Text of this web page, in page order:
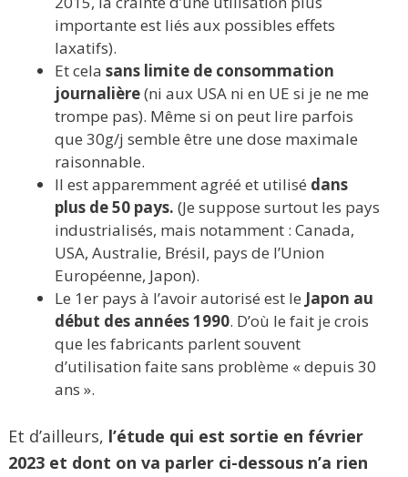
importante est liés aux possibles effets
laxatifs).
Et cela sans limite de consommation
journalière(ni aux USA ni en UE si je ne me
trompe pas). Même si on peut lire parfois
que 30g/j semble être une dose maximale
raisonnable.
Il est apparemment agréé et utilisé dans
plus de 50 pays. (Je suppose surtout les pays
industrialisés, mais notamment : Canada,
USA, Australie, Brésil, pays de l’Union
Européenne, Japon).
Le 1er pays à l’avoir autorisé est le Japon au
début des années 1990. D’où le fait je crois
que les fabricants parlent souvent
d’utilisation faite sans problème « depuis 30
ans ».
Et d’ailleurs, l’étude qui est sortie en février
2023 et dont on va parler ci-dessous n’a rien